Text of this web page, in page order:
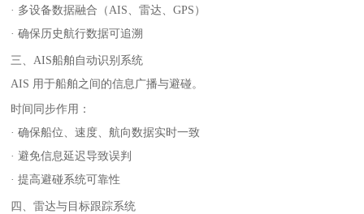
· 多设备数据融合（AIS、雷达、GPS）
· 确保历史航行数据可追溯
三、AIS船舶自动识别系统
AIS 用于船舶之间的信息广播与避碰。
时间同步作用：
· 确保船位、速度、航向数据实时一致
· 避免信息延迟导致误判
· 提高避碰系统可靠性
四、雷达与目标跟踪系统